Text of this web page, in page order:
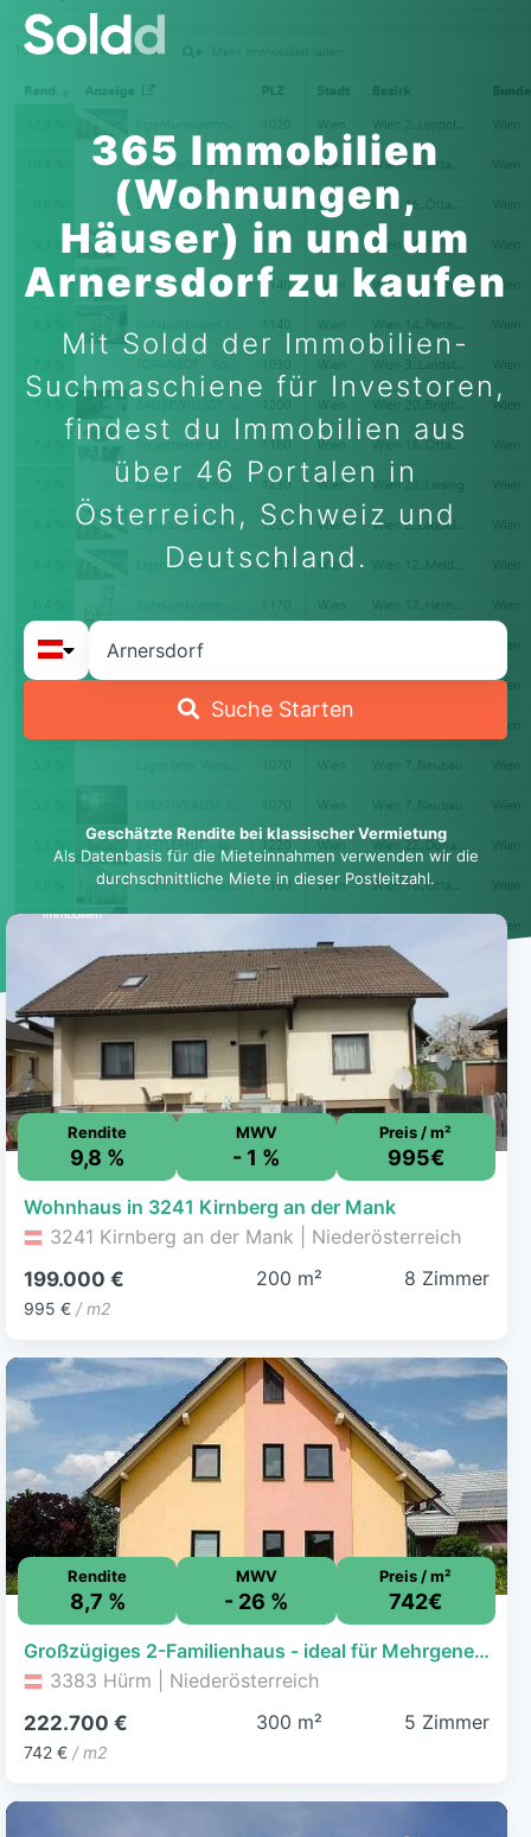
365 Immobilien
(Wohnungen,
Häuser) in und um
Arnersdorf zu kaufen
Mit Soldd der Immobilien-
Suchmaschiene für Investoren,
findest du Immobilien aus
über 46 Portalen in
Österreich, Schweiz und
Deutschland.
Suche Starten
Geschätzte Rendite bei klassischer Vermietung
Als Datenbasis für die Mieteinnahmen verwenden wir die
durchschnittliche Miete in dieser Postleitzahl.
Rendite
9,8 %
MWV
- 1 %
Preis / m²
995€
Wohnhaus in 3241 Kirnberg an der Mank
3241 Kirnberg an der Mank | Niederösterreich
199.000 €
995 € / m2
200 m² 8 Zimmer
Rendite
8,7 %
MWV
- 26 %
Preis / m²
742€
Großzügiges 2-Familienhaus - ideal für Mehrgenerationen oder Kapitalanlage
3383 Hürm | Niederösterreich
222.700 €
742 € / m2
300 m² 5 Zimmer